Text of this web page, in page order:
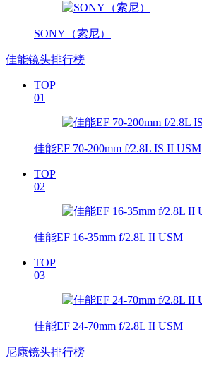
SONY（索尼）
佳能镜头排行榜
TOP
01
佳能EF 70-200mm f/2.8L IS II USM
TOP
02
佳能EF 16-35mm f/2.8L II USM
TOP
03
佳能EF 24-70mm f/2.8L II USM
尼康镜头排行榜